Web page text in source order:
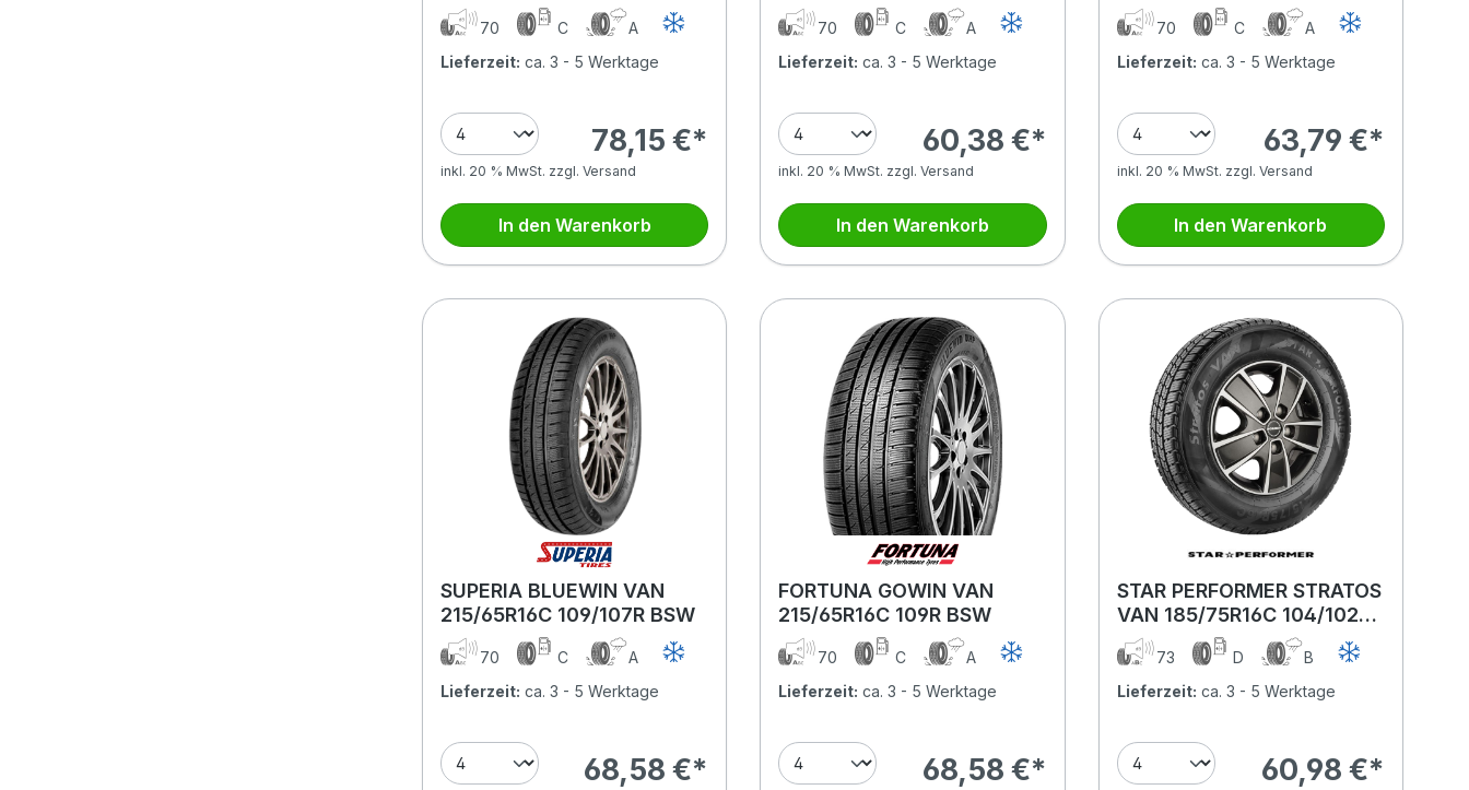
70 C
A
Lieferzeit: ca. 3 - 5 Werktage
78,15 €*
inkl. 20 % MwSt. zzgl. Versand
In den Warenkorb
70 C
A
Lieferzeit: ca. 3 - 5 Werktage
60,38 €*
inkl. 20 % MwSt. zzgl. Versand
In den Warenkorb
70 C
A
Lieferzeit: ca. 3 - 5 Werktage
63,79 €*
inkl. 20 % MwSt. zzgl. Versand
In den Warenkorb
SUPERIA BLUEWIN VAN
215/65R16C 109/107R BSW
70 C
A
Lieferzeit: ca. 3 - 5 Werktage
68,58 €*
FORTUNA GOWIN VAN
215/65R16C 109R BSW
70 C
A
Lieferzeit: ca. 3 - 5 Werktage
68,58 €*
STAR PERFORMER STRATOS
VAN 185/75R16C 104/102R
BSW
73 D
B
Lieferzeit: ca. 3 - 5 Werktage
60,98 €*